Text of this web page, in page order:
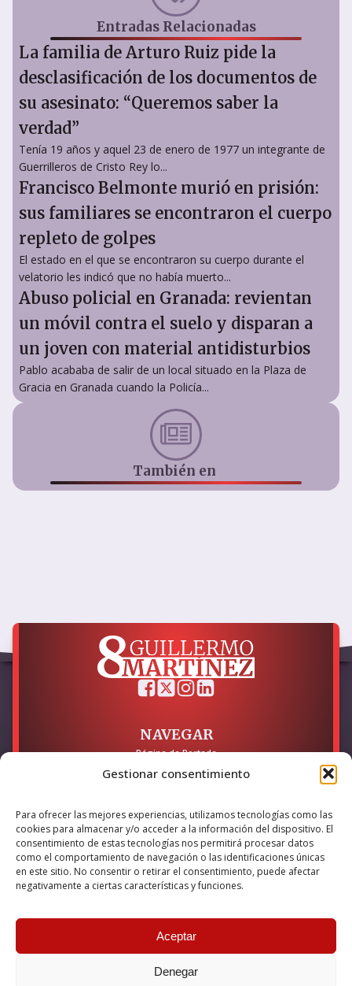
Gestionar consentimiento
Para ofrecer las mejores experiencias, utilizamos tecnologías como las
cookies para almacenar y/o acceder a la información del dispositivo. El
consentimiento de estas tecnologías nos permitirá procesar datos
como el comportamiento de navegación o las identificaciones únicas
en este sitio. No consentir o retirar el consentimiento, puede afectar
negativamente a ciertas características y funciones.
Aceptar
Denegar
Entradas Relacionadas
La familia de Arturo Ruiz pide la
desclasificación de los documentos de
su asesinato: “Queremos saber la
verdad”
Tenía 19 años y aquel 23 de enero de 1977 un integrante de
Guerrilleros de Cristo Rey lo...
Francisco Belmonte murió en prisión:
sus familiares se encontraron el cuerpo
repleto de golpes
El estado en el que se encontraron su cuerpo durante el
velatorio les indicó que no había muerto...
Abuso policial en Granada: revientan
un móvil contra el suelo y disparan a
un joven con material antidisturbios
Pablo acababa de salir de un local situado en la Plaza de
Gracia en Granada cuando la Policía...
También en
NAVEGAR
Página de Portada
LEGAL
Política de Privacidad
Política de Cookies
Accesibilidad
Esta empresa ha sido beneficiaria del bono Kit Digital y lo ha
internet, financiado por la Unión Europea – NextGeneration EU
© 2026 Guillermo Martínez | Todos los derechos reservados |